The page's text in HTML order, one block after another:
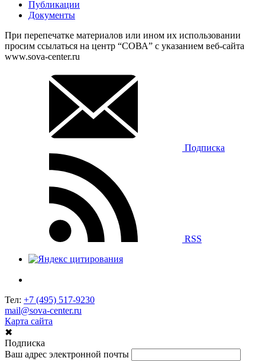
Публикации
Документы
При перепечатке материалов или ином их использовании
просим ссылаться на центр “СОВА” с указанием веб-сайта
www.sova-center.ru
Подписка
RSS
Тел: +7 (495) 517-9230
mail@sova-center.ru
Карта сайта
✖
Подписка
Ваш адрес электронной почты